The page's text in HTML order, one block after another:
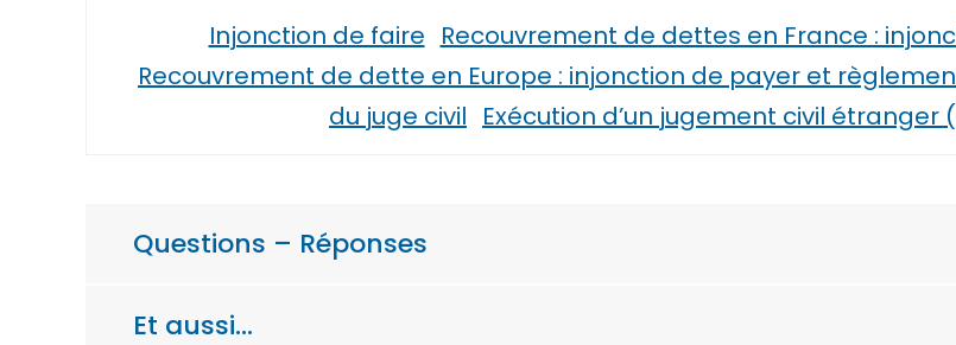
Injonction de faire Recouvrement de dettes en France :
Recouvrement de dette en Europe : injonction de payer et
du juge civil Exécution d’un jugement civil
Questions – Réponses
Et aussi…